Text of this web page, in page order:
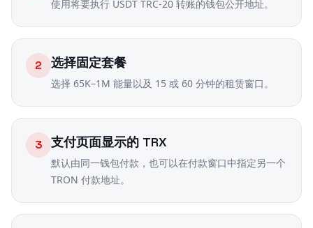
使用将要执行 USDT TRC-20 转账的钱包公开地址。
2 选择固定套餐
选择 65K–1M 能量以及 15 或 60 分钟的租赁窗口。
3 支付页面显示的 TRX
默认由同一钱包付款，也可以在付款窗口中指定另一个
TRON 付款地址。